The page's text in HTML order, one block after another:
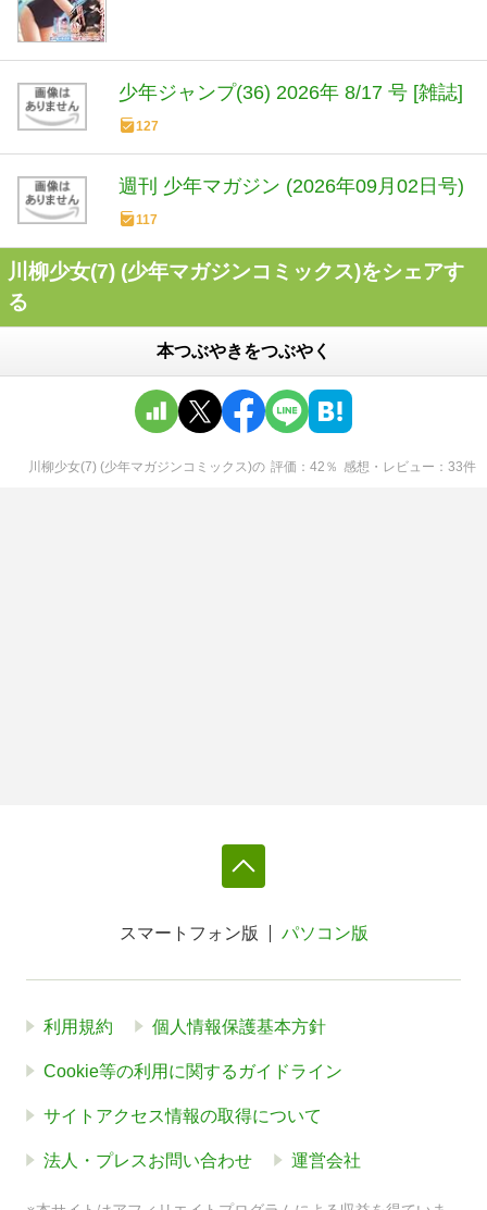
少年ジャンプ(36) 2026年 8/17 号 [雑誌]
127
週刊 少年マガジン (2026年09月02日号)
117
川柳少女(7) (少年マガジンコミックス)をシェアす
る
本つぶやきをつぶやく
川柳少女(7) (少年マガジンコミックス)の 評価 42 ％ 感想・レビュー 33件
スマートフォン版 パソコン版
利用規約 個人情報保護基本方針
Cookie等の利用に関するガイドライン
サイトアクセス情報の取得について
法人・プレスお問い合わせ 運営会社